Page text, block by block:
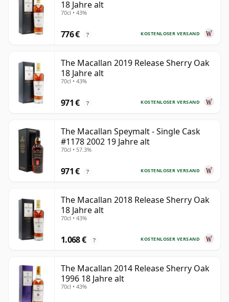
18 Jahre alt
70cl • 43%
KOSTENLOSER VERSAND
776 € ?
The Macallan 2019 Release Sherry Oak
18 Jahre alt
70cl • 43%
KOSTENLOSER VERSAND
971 € ?
The Macallan Speymalt - Single Cask
#1178 2002 19 Jahre alt
70cl • 57.3%
KOSTENLOSER VERSAND
971 € ?
The Macallan 2018 Release Sherry Oak
18 Jahre alt
70cl • 43%
KOSTENLOSER VERSAND
1.068 € ?
The Macallan 2014 Release Sherry Oak
1996 18 Jahre alt
70cl • 43%